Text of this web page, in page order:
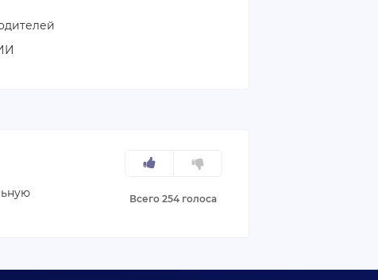
Всего 254 голоса